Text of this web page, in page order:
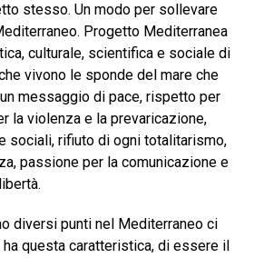
stesso. Un modo per sollevare
Progetto Mediterranea
culturale, scientifica e sociale di
vivono le sponde del mare che
messaggio di pace, rispetto per
la violenza e la prevaricazione,
sociali, rifiuto di ogni totalitarismo,
passione per la comunicazione e
diversi punti nel Mediterraneo ci
questa caratteristica, di essere il